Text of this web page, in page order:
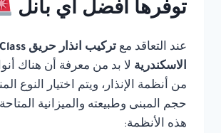
توفرها أفضل أي بانل
عند التعاقد مع
الاسكندرية لا بد من معرفة أن هناك
من أنظمة الإنذار، ويتم اختيار النوع
حجم المبنى وطبيعته والميزانية
هذه الأنظمة: